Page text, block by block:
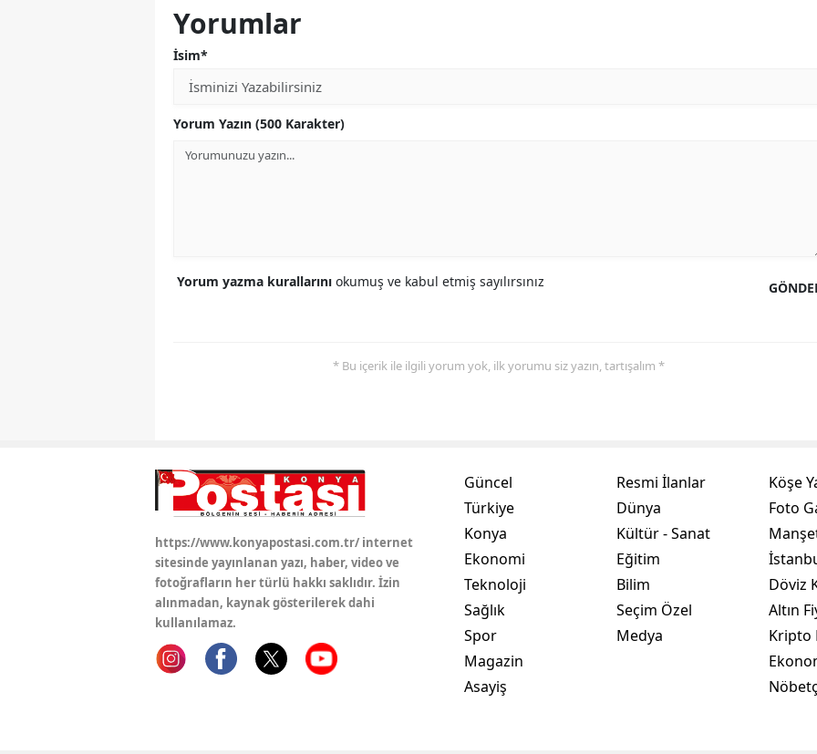
Osmaniye
Düzce
Yorumlar
İsim*
Yorum Yazın (500 Karakter)
Yorum yazma kurallarını okumuş ve kabul etmiş sayılırsınız
* Bu içerik ile ilgili yorum yok, ilk yorumu siz yazın, tartışalım *
https://www.konyapostasi.com.tr/ internet
sitesinde yayınlanan yazı, haber, video ve
fotoğrafların her türlü hakkı saklıdır. İzin
alınmadan, kaynak gösterilerek dahi
kullanılamaz.
Güncel
Türkiye
Konya
Ekonomi
Teknoloji
Sağlık
Spor
Magazin
Asayiş
Resmi İlanlar
Dünya
Kültür - Sanat
Eğitim
Bilim
Seçim Özel
Medya
Köşe
Foto
Döviz
Altın
Kripto